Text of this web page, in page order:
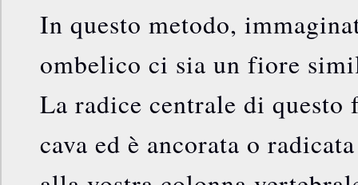
In questo metodo,
ombelico ci sia un fiore
La radice centrale di
cava ed è ancorata o